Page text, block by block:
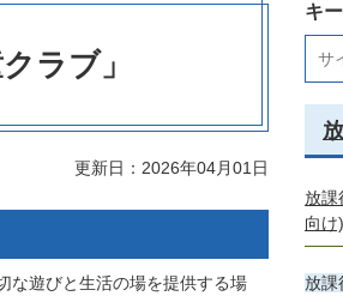
ラブ」
更新日：2026年04月01日
な遊びと生活の場を提供する場
キ
放課
向け)
放課